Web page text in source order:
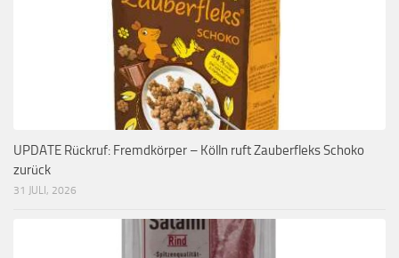
UPDATE Rückruf: Fremdkörper – Kölln ruft Zauberfleks Schoko
zurück
31 JULI, 2026